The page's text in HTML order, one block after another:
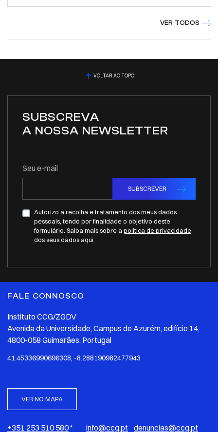
VER TODOS
VOLTAR AO TOPO
SUBSCREVA
A NOSSA NEWSLETTER
Seu e-mail
SUBSCREVER
Autorizo a recolha e tratamento dos meus dados
pessoais, tendo por finalidade o objetivo deste
formulário. Saiba mais sobre a politica de privacidade
dos seus dados aqui.
FALE CONNOSCO
Instituto CCG/ZGDV
Avenida da Universidade, Campus de Azurém, edifício 14,
4800-058 Guimarães, Portugal
41.45336990696308, -8.288190982477943
VER NO MAPA
+351 253 510 580* info@ccg.pt denuncias@ccg.pt